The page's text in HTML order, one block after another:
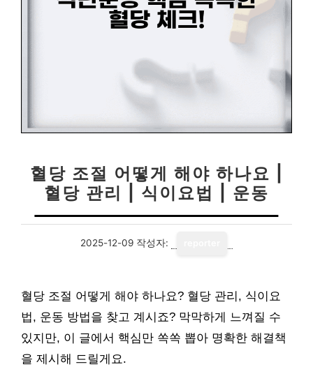
혈당 조절 어떻게 해야 하나요 |
혈당 관리 | 식이요법 | 운동
2025-12-09 작성자:
혈당 조절 어떻게 해야 하나요? 혈당 관리, 식이요
법, 운동 방법을 찾고 계시죠? 막막하게 느껴질 수
있지만, 이 글에서 핵심만 쏙쏙 뽑아 명확한 해결책
을 제시해 드릴게요.